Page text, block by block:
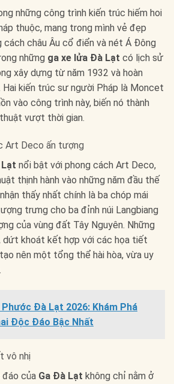
những công trình kiến trúc hiếm hoi
thuộc, mang trong mình vẻ đẹp
cách châu Âu cổ điển và nét Á Đông
những ga xe lửa Đà Lạt có lịch sử
xây dựng từ năm 1932 và hoàn
Hai kiến trúc sư người Pháp là Moncet
vào công trình này, biến nó thành
vượt thời gian.
Art Deco ấn tượng
nổi bật với phong cách Art Deco,
thịnh hành vào những năm đầu thế
thấy nhất chính là ba chóp mái
trưng cho ba đỉnh núi Langbiang
của vùng đất Tây Nguyên. Những
dứt khoát kết hợp với các họa tiết
nên một tổng thể hài hòa, vừa uy
Phước Đà Lạt 2026: Khám Phá
Độc Đáo Bậc Nhất
vô nhị
của Ga Đà Lạt không chỉ nằm ở